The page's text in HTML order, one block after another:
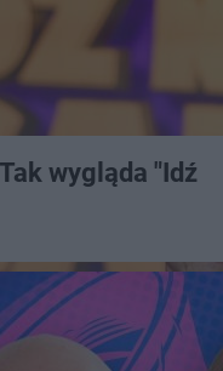
wygląda "Idź